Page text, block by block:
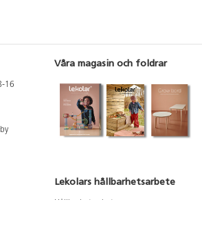
16
Våra magasin och foldrar
Lekolars hållbarhetsarbete